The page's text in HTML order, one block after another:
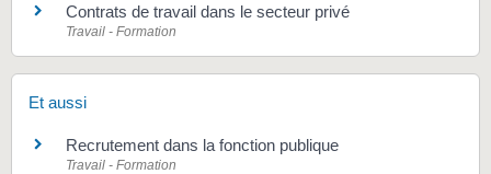
Contrats de travail dans le secteur privé
Travail - Formation
Et aussi
Recrutement dans la fonction publique
Travail - Formation